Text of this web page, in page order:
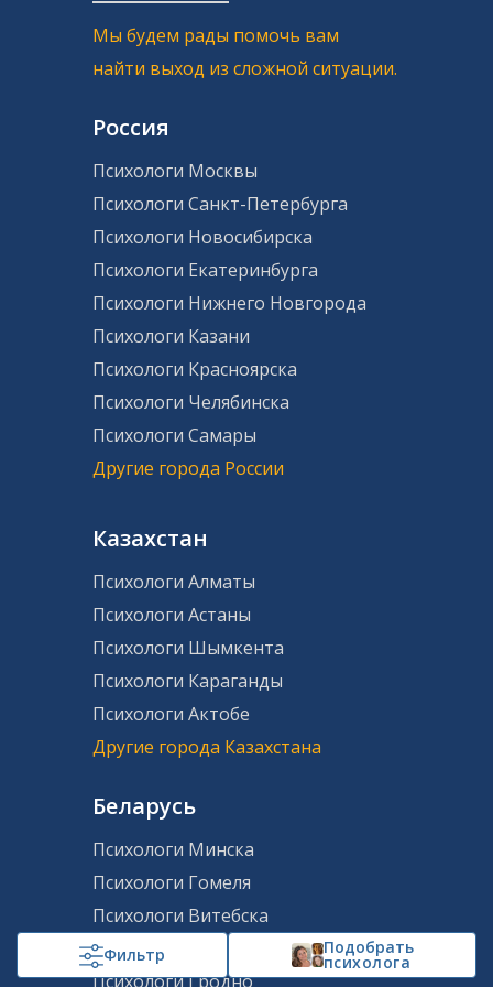
Фильтр Подобрать
психолога
недовольны консультацией, мы бесплатно
подберем другого специалиста или вернем деньги.
Мы проверяем всех наших специалистов, чтобы вы
в качестве услуги.
Мы будем рады помочь вам
найти выход из сложной ситуации.
Россия
Психологи Москвы
Психологи Санкт-Петербурга
Психологи Новосибирска
Психологи Екатеринбурга
Психологи Нижнего Новгорода
Психологи Казани
Психологи Красноярска
Психологи Челябинска
Психологи Самары
Другие города России
Казахстан
Психологи Алматы
Психологи Астаны
Психологи Шымкента
Психологи Караганды
Психологи Актобе
Другие города Казахстана
Беларусь
Психологи Минска
Психологи Гомеля
Психологи Витебска
Психологи Могилева
Психологи Гродно